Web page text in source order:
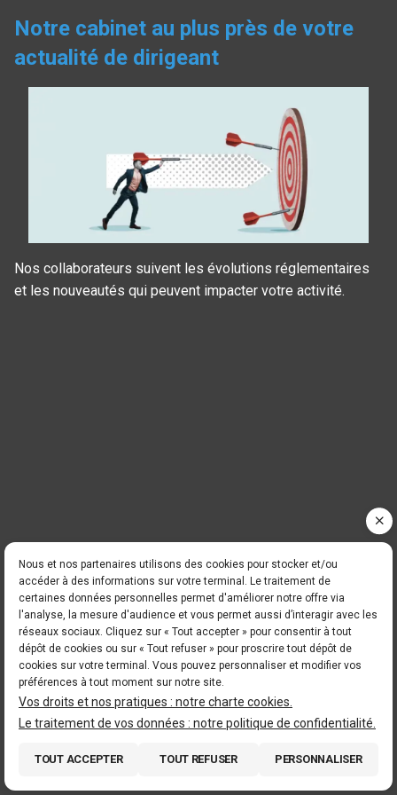
Notre cabinet au plus près de votre
actualité de dirigeant
Nos collaborateurs suivent les évolutions réglementaires
et les nouveautés qui peuvent impacter votre activité.
Nous et nos partenaires utilisons des cookies pour stocker et/ou
accéder à des informations sur votre terminal. Le traitement de
certaines données personnelles permet d'améliorer notre offre via
l'analyse, la mesure d'audience et vous permet aussi d’interagir avec les
réseaux sociaux. Cliquez sur « Tout accepter » pour consentir à tout
dépôt de cookies ou sur « Tout refuser » pour proscrire tout dépôt de
cookies sur votre terminal. Vous pouvez personnaliser et modifier vos
préférences à tout moment sur notre site.
Vos droits et nos pratiques : notre charte cookies.
Le traitement de vos données : notre politique de confidentialité.
TOUT ACCEPTER TOUT REFUSER PERSONNALISER